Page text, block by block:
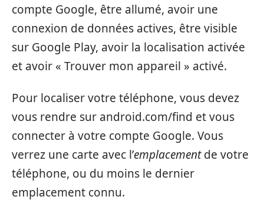
compte Google, être allumé, avoir une
connexion de données actives, être visible
sur Google Play, avoir la localisation activée
et avoir « Trouver mon appareil » activé.
Pour localiser votre téléphone, vous devez
vous rendre sur android.com/find et vous
connecter à votre compte Google. Vous
verrez une carte avec l’emplacementde votre
téléphone, ou du moins le dernier
emplacement connu.